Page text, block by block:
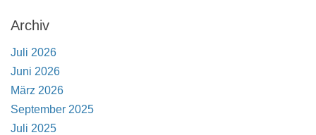
Archiv
Juli 2026
Juni 2026
März 2026
September 2025
Juli 2025